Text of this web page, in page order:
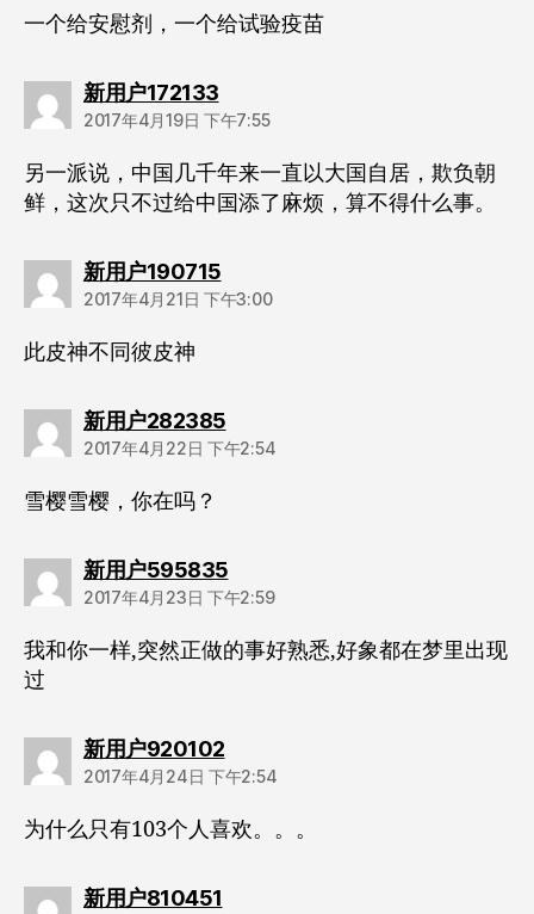
一个给安慰剂，一个给试验疫苗
新用户172133说：
2017年4月19日 下午7:55
另一派说，中国几千年来一直以大国自居，欺负朝
鲜，这次只不过给中国添了麻烦，算不得什么事。
新用户190715说：
2017年4月21日 下午3:00
此皮神不同彼皮神
新用户282385说：
2017年4月22日 下午2:54
雪樱雪樱，你在吗？
新用户595835说：
2017年4月23日 下午2:59
我和你一样,突然正做的事好熟悉,好象都在梦里出现
过
新用户920102说：
2017年4月24日 下午2:54
为什么只有103个人喜欢。。。
新用户810451